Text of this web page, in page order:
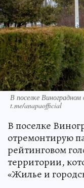
В поселке
t.me/anapaofficial
В поселке
отремонтирую
рейтинговом
территории,
«Жилье и